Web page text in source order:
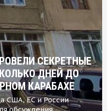
СЕКРЕТНЫЕ
ДНЕЙ ДО
КАРАБАХЕ
США, ЕС и России
обсуждения